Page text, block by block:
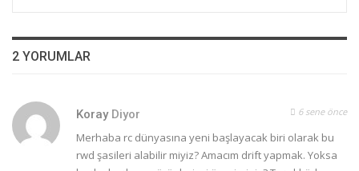
2 YORUMLAR
Koray Diyor 6 sene önce
Merhaba rc dünyasına yeni başlayacak biri olarak bu
rwd şasileri alabilir miyiz? Amacım drift yapmak. Yoksa